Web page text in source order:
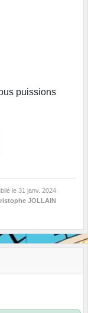
puissions
le 31 janv. 2024
JOLLAIN